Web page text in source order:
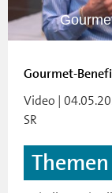
Gourmet-
Video |
SR
Themen